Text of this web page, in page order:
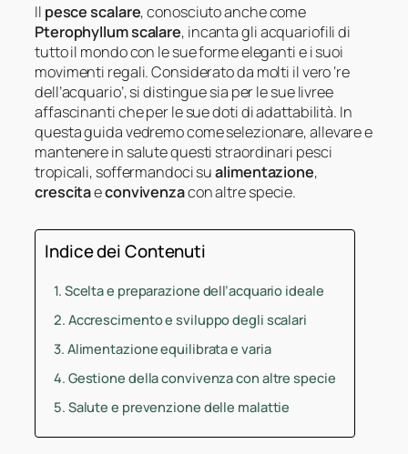
Il pesce scalare, conosciuto anche come
Pterophyllum scalare, incanta gli acquariofili di
tutto il mondo con le sue forme eleganti e i suoi
movimenti regali. Considerato da molti il vero ‘re
dell’acquario’, si distingue sia per le sue livree
affascinanti che per le sue doti di adattabilità. In
questa guida vedremo come selezionare, allevare e
mantenere in salute questi straordinari pesci
tropicali, soffermandoci sualimentazione,
crescitaeconvivenzacon altre specie.
Indice dei Contenuti
Scelta e preparazione dell’acquario ideale
Accrescimento e sviluppo degli scalari
Alimentazione equilibrata e varia
Gestione della convivenza con altre specie
Salute e prevenzione delle malattie